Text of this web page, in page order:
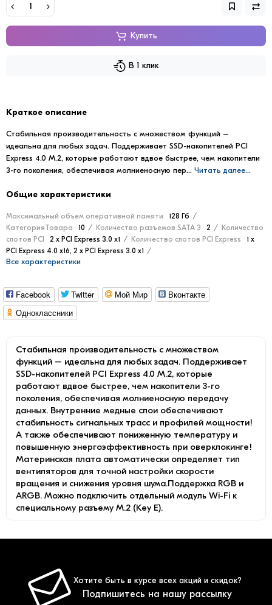
Купить
В 1 клик
Краткое описание
Стабильная производительность с множеством функций –
идеальна для любых задач. Поддерживает SSD-накопителей PCI
Express 4.0 M.2, которые работают вдвое быстрее, чем накопители
3-го поколения, обеспечивая молниеносную пер... Читать далее...
Общие характеристики
Maксимальный объем оперативной памяти
128 Гб
КатегорияТовара
10 Количество разъемов SATA 3 2
Количество
слотов PCI
2 x PCI Express 3.0 x1 Количество слотов PCI Express
1 x
PCI Express 4.0 x16, 2 x PCI Express 3.0 x1
Все характеристики
Facebook Twitter Мой Мир
Вконтакте
Одноклассники
Стабильная производительность с множеством
функций – идеальна для любых задач. Поддерживает
SSD-накопителей PCI Express 4.0 M.2, которые
работают вдвое быстрее, чем накопители 3-го
поколения, обеспечивая молниеносную передачу
данных. Внутренние медные слои обеспечивают
стабильность сигнальных трасс и профилей мощности!
А также обеспечивают пониженную температуру и
повышенную энергоэффективность при оверклокинге!
Материнская плата автоматически определяет тип
вентиляторов для точной настройки скорости
вращения и снижения уровня шума.Поддержка RGB и
ARGB. Можно подключить отдельный модуль Wi-Fi к
специальному разъему M.2 (Key E).
Хотите быть в курсе всех акций и скидок?
Подпишитесь на нашу рассылку